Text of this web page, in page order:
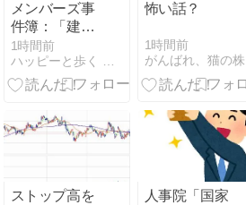
メンバーズ事
件簿：「建玉
分析
#260807」
1時間前
怖い話？
1時間前
ストップ高を
人事院「国家